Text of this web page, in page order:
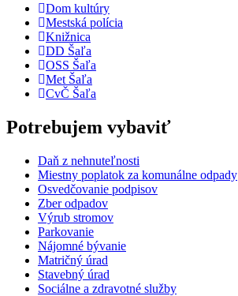
Dom kultúry
Mestská polícia
Knižnica
DD Šaľa
OSS Šaľa
Met Šaľa
CvČ Šaľa
Potrebujem vybaviť
Daň z nehnuteľnosti
Miestny poplatok za komunálne odpady
Osvedčovanie podpisov
Zber odpadov
Výrub stromov
Parkovanie
Nájomné bývanie
Matričný úrad
Stavebný úrad
Sociálne a zdravotné služby